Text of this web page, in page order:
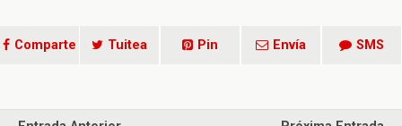
Comparte Tuitea Pin Envía SMS